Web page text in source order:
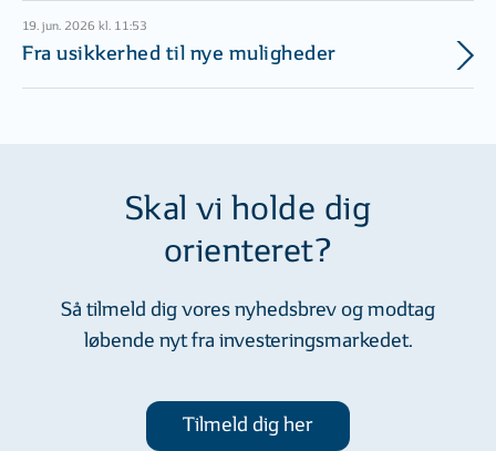
19. jun. 2026 kl. 11:53
Fra usikkerhed til nye muligheder
Skal vi holde dig
orienteret?
Så tilmeld dig vores nyhedsbrev og modtag
løbende nyt fra investeringsmarkedet.
Tilmeld dig her